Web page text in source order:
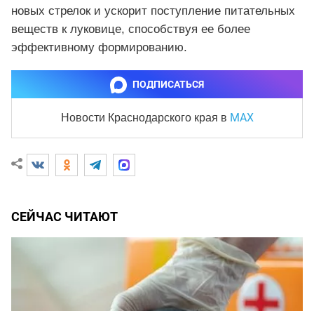
новых стрелок и ускорит поступление питательных
веществ к луковице, способствуя ее более
эффективному формированию.
ПОДПИСАТЬСЯ
Новости Краснодарского края в MAX
СЕЙЧАС ЧИТАЮТ